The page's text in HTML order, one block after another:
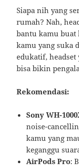
Siapa nih yang
rumah? Nah,
bantu kamu buat
kamu yang suka
edukatif, headset
bisa bikin
Rekomendasi:
Sony WH-
noise-
kamu yang
keganggu
AirPods Pro: